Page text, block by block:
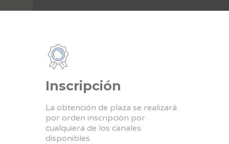
Inscripción
La obtención de plaza se realizará
por orden inscripción por
cualquiera de los canales
disponibles.